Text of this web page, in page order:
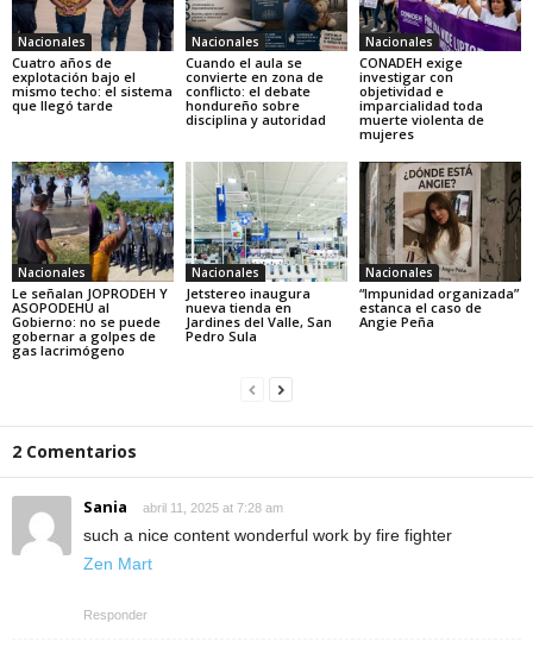
Nacionales
Cuatro años de
explotación bajo el
mismo techo: el sistema
que llegó tarde
Nacionales
Cuando el aula se
convierte en zona de
conflicto: el debate
hondureño sobre
disciplina y autoridad
Nacionales
CONADEH exige
investigar con
objetividad e
imparcialidad toda
muerte violenta de
mujeres
Nacionales
Le señalan JOPRODEH Y
ASOPODEHU al
Gobierno: no se puede
gobernar a golpes de
gas lacrimógeno
Nacionales
Jetstereo inaugura
nueva tienda en
Jardines del Valle, San
Pedro Sula
Nacionales
“Impunidad organizada”
estanca el caso de
Angie Peña
2 Comentarios
Sania abril 11, 2025 at 7:28 am
such a nice content wonderful work by fire fighter
Zen Mart
Responder